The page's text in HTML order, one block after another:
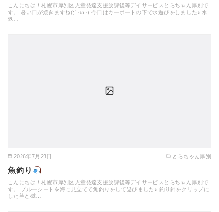
こんにちは！札幌市厚別区児童発達支援放課後等デイサービスとらちゃん厚別で
す。 暑い日が続きますね(;´･ω･) 今日はカーポートの下で水遊びをしました♪ 水
鉄…
2026年7月23日 とらちゃん厚別
魚釣り
こんにちは！札幌市厚別区児童発達支援放課後等デイサービスとらちゃん厚別で
す。 ブルーシートを海に見立てて魚釣りをして遊びました♪ 釣り針をクリップに
した竿と磁…